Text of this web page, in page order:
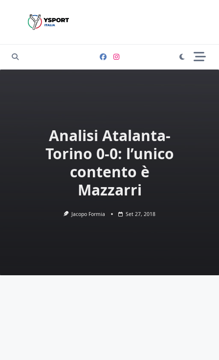
Analisi Atalanta-
Torino 0-0: l’unico
contento è
Mazzarri
Jacopo Formia Set 27, 2018